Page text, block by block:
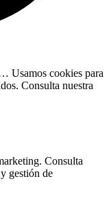
Usamos cookies para
Consulta nuestra
Consulta
gestión de